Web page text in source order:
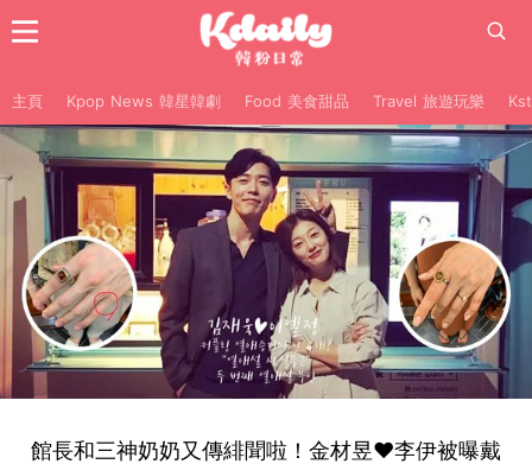
主頁 Kpop News 韓星韓劇 Food 美食甜品 Travel 旅遊玩樂
館長和三神奶奶又傳緋聞啦！金材昱♥李伊被曝戴